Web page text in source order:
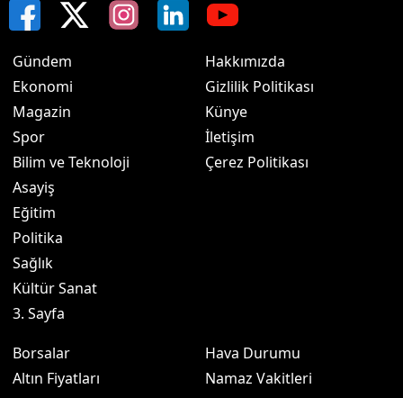
Gündem
Ekonomi
Magazin
Spor
Bilim ve Teknoloji
Asayiş
Eğitim
Politika
Sağlık
Kültür Sanat
3. Sayfa
Hakkımızda
Gizlilik Politikası
Künye
İletişim
Çerez Politikası
Borsalar
Altın Fiyatları
Hava Durumu
Namaz Vakitleri